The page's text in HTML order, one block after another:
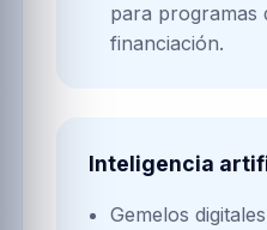
para programas
financiación.
Inteligencia
Gemelos